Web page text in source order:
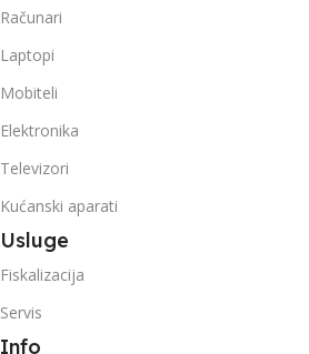
Računari
Laptopi
Mobiteli
Elektronika
Televizori
Kućanski aparati
Usluge
Fiskalizacija
Servis
Info